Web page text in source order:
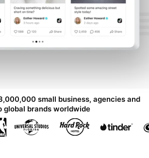
small business, agencies and
global brands worldwide